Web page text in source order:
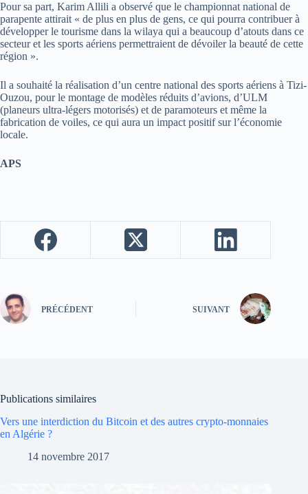
Pour sa part, Karim Allili a observé que le championnat national de
parapente attirait « de plus en plus de gens, ce qui pourra contribuer à
développer le tourisme dans la wilaya qui a beaucoup d’atouts dans ce
secteur et les sports aériens permettraient de dévoiler la beauté de cette
région ».
Il a souhaité la réalisation d’un centre national des sports aériens à Tizi-
Ouzou, pour le montage de modèles réduits d’avions, d’ULM
(planeurs ultra-légers motorisés) et de paramoteurs et même la
fabrication de voiles, ce qui aura un impact positif sur l’économie
locale.
APS
PRÉCÉDENT SUIVANT
Publications similaires
Vers une interdiction du Bitcoin et des autres crypto-monnaies
en Algérie ?
14 novembre 2017